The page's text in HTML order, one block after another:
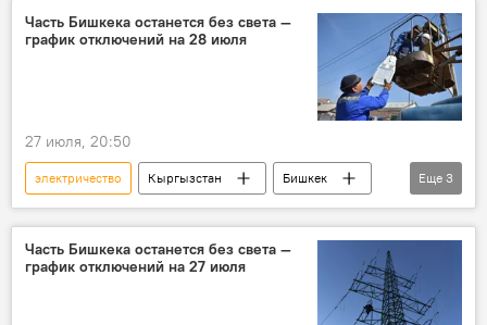
отключение
Часть Бишкека останется без света —
график отключений на 28 июля
27 июля, 20:50
электричество Кыргызстан
Бишкек
свет
отключение график
Еще 3
Часть Бишкека останется без света —
график отключений на 27 июля